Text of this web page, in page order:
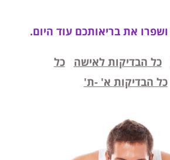
את בריאותכם עוד היום.
כל הבדיקות לאישה
כל
כל הבדיקות א' -ת'